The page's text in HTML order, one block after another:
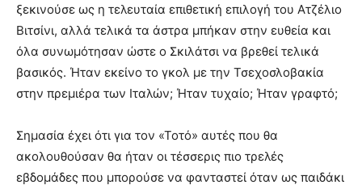
ξεκινούσε ως η τελευταία επιθετική επιλογή του Ατζέλιο
Βιτσίνι, αλλά τελικά τα άστρα μπήκαν στην ευθεία και
όλα συνωμότησαν ώστε ο Σκιλάτσι να βρεθεί τελικά
βασικός. Ήταν εκείνο το γκολ με την Τσεχοσλοβακία
στην πρεμιέρα των Ιταλών; Ήταν τυχαίο; Ήταν γραφτό;
Σημασία έχει ότι για τον «Τοτό» αυτές που θα
ακολουθούσαν θα ήταν οι τέσσερις πιο τρελές
εβδομάδες που μπορούσε να φανταστεί όταν ως παιδάκι